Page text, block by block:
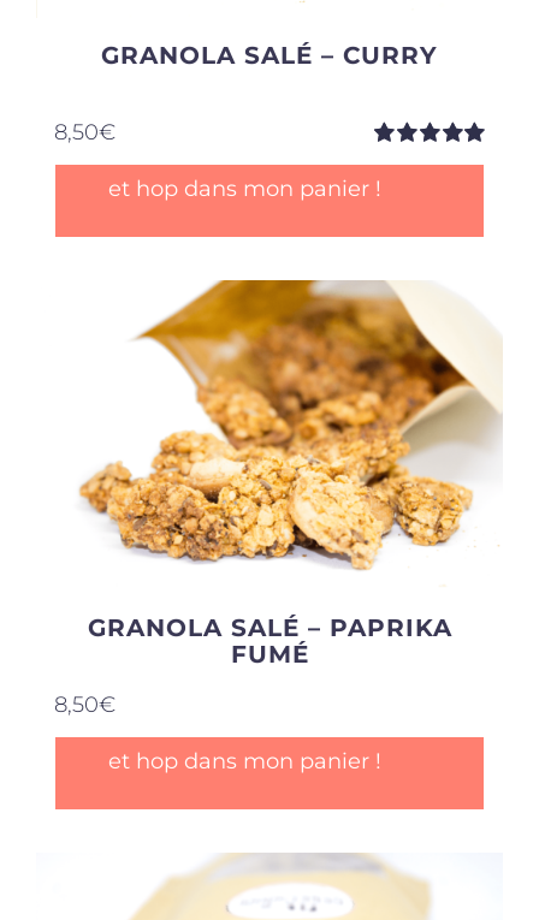
GRANOLA SALÉ – CURRY
Note5.00sur
8,50€
et hop dans mon panier !
GRANOLA SALÉ – PAPRIKA
FUMÉ
8,50€
et hop dans mon panier !